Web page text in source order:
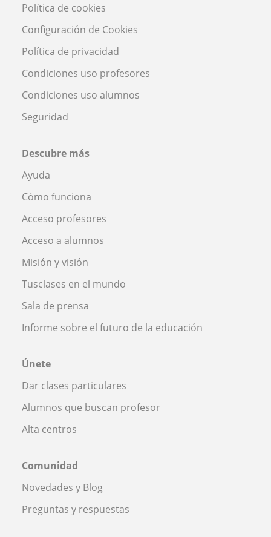
Política de cookies
Configuración de Cookies
Política de privacidad
Condiciones uso profesores
Condiciones uso alumnos
Seguridad
Descubre más
Ayuda
Cómo funciona
Acceso profesores
Acceso a alumnos
Misión y visión
Tusclases en el mundo
Sala de prensa
Informe sobre el futuro de la educación
Únete
Dar clases particulares
Alumnos que buscan profesor
Alta centros
Comunidad
Novedades y Blog
Preguntas y respuestas